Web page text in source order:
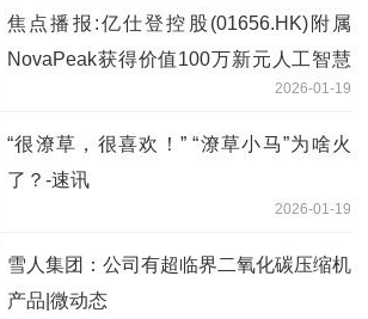
焦点播报:亿仕登控股(01656.HK)附属
NovaPeak获得价值100万新元人工智慧
建筑检测合同，用于新加坡建屋发展局建
筑
2026-01-19
“很潦草，很喜欢！” “潦草小马”为啥火
了？-速讯
2026-01-19
雪人集团：公司有超临界二氧化碳压缩机
产品|微动态